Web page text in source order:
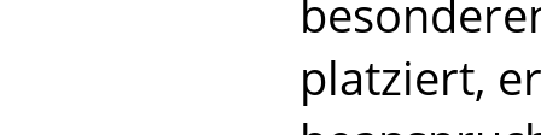
platziert,